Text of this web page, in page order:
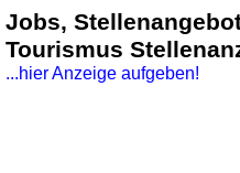
Jobs,
Tourismus
...hier Anzeige aufgeben!